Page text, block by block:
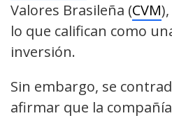
Valores Brasileña (CVM
lo que califican como
inversión.
Sin embargo, se
afirmar que la